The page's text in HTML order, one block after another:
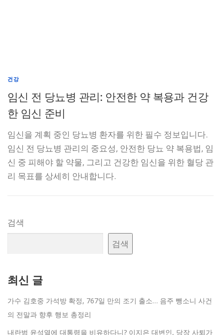
건강
임신 전 당뇨병 관리: 안전한 약 복용과 건강
한 임신 준비
임신을 계획 중인 당뇨병 환자를 위한 필수 정보입니다.
임신 전 당뇨병 관리의 중요성, 안전한 당뇨 약 복용법, 임
신 중 피해야 할 약물, 그리고 건강한 임신을 위한 혈당 관
리 목표를 상세히 안내합니다.
검색
검색
최신 글
가수 김호중 가석방 확정, 767일 만의 조기 출소… 음주 뺑소니 사건
의 전말과 향후 행보 총정리
내란범 윤석열에 대통령을 비유하다니? 이지은 대변인, 당장 사퇴가